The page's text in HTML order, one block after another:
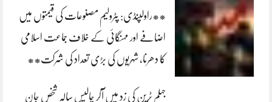
**راولپنڈی: پٹرولیم مصنوعات کی قیمتوں میں
اضافے اور مہنگائی کے خلاف جماعت اسلامی
کا دھرنا، شہریوں کی بڑی تعداد کی شرکت**
جہلم ٹرین کی زد میں آکر چالیس سالہ شخص جان